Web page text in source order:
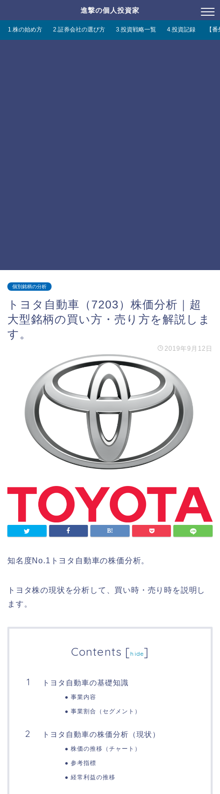
進撃の個人投資家
1.株の始め方 2.証券会社の選び方 3.投資戦略一覧 4.投資記録 【
個別銘柄の分析
トヨタ自動車（7203）株価分析｜超
大型銘柄の買い方・売り方を解説しま
す。
2019年9月12日
知名度No.1トヨタ自動車の株価分析。
トヨタ株の現状を分析して、買い時・売り時を説明し
ます。
Contents [hide]
トヨタ自動車の基礎知識
事業内容
事業割合（セグメント）
トヨタ自動車の株価分析（現状）
株価の推移（チャート）
参考指標
経常利益の推移